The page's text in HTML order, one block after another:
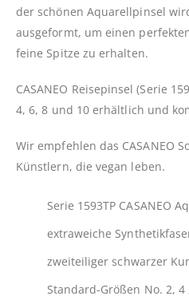
der schönen Aquarellpinsel
ausgeformt, um einen
feine Spitze zu erhalten.
CASANEO Reisepinsel (Serie
4, 6, 8 und 10 erhältlich und
Wir empfehlen das CASANEO
Künstlern, die vegan leben.
Serie 1593TP CASANEO
extraweiche
zweiteiliger schwarzer
Standard-Größen No. 2,